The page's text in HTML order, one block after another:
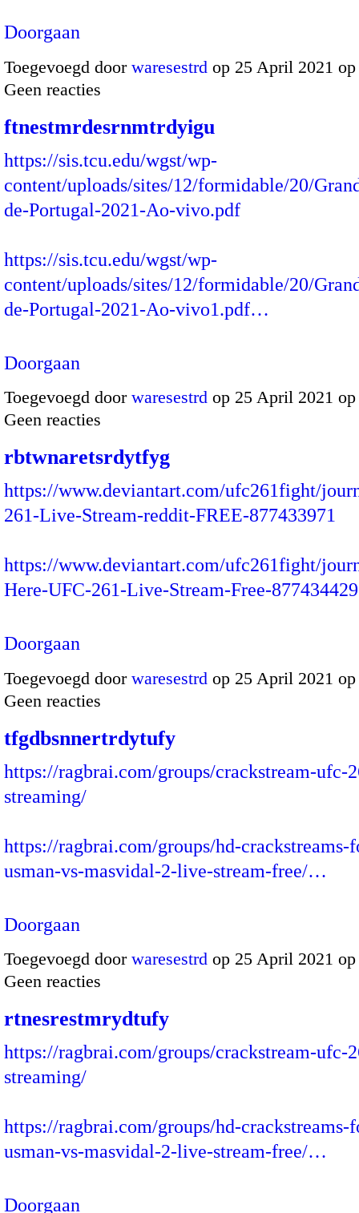
Doorgaan
Toegevoegd door waresestrd op 25 April 2021
Geen reacties
ftnestmrdesrnmtrdyigu
https://sis.tcu.edu/wgst/wp-
content/uploads/sites/12/formidable/20/
de-Portugal-2021-Ao-vivo.pdf
https://sis.tcu.edu/wgst/wp-
content/uploads/sites/12/formidable/20/
de-Portugal-2021-Ao-vivo1.pdf…
Doorgaan
Toegevoegd door waresestrd op 25 April 2021
Geen reacties
rbtwnaretsrdytfyg
https://www.deviantart.com/ufc261fight/
261-Live-Stream-reddit-FREE-877433971
https://www.deviantart.com/ufc261fight/
Here-UFC-261-Live-Stream-Free-
Doorgaan
Toegevoegd door waresestrd op 25 April 2021
Geen reacties
tfgdbsnnertrdytufy
https://ragbrai.com/groups/crackstream-ufc-
streaming/
https://ragbrai.com/groups/hd-crackstreams-
usman-vs-masvidal-2-live-stream-free/…
Doorgaan
Toegevoegd door waresestrd op 25 April 2021
Geen reacties
rtnesrestmrydtufy
https://ragbrai.com/groups/crackstream-ufc-
streaming/
https://ragbrai.com/groups/hd-crackstreams-
usman-vs-masvidal-2-live-stream-free/…
Doorgaan